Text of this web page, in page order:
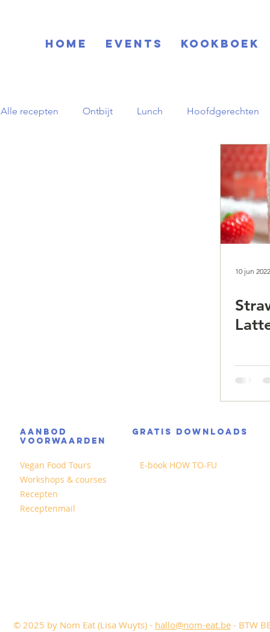
Home EVENTS KOOKBOEK
Alle recepten Ontbijt Lunch Hoofdgerechten
Feestdagen
pornstar martini
10 jun 2022
AANBOD
GRATIS DOWNLOADS
VOORWAARDEN
Vegan Food Tours
Workshops & courses
Recepten
Receptenmail
E-book HOW TO-FU
© 2025 by Nom Eat (Lisa Wuyts) - hallo@nom-eat.be- BTW